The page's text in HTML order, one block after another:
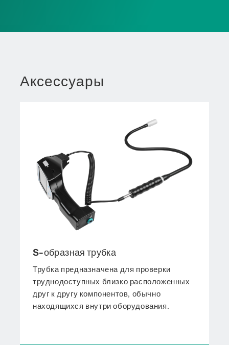
Аксессуары
S-образная трубка
Трубка предназначена для проверки
труднодоступных близко расположенных
друг к другу компонентов, обычно
находящихся внутри оборудования.